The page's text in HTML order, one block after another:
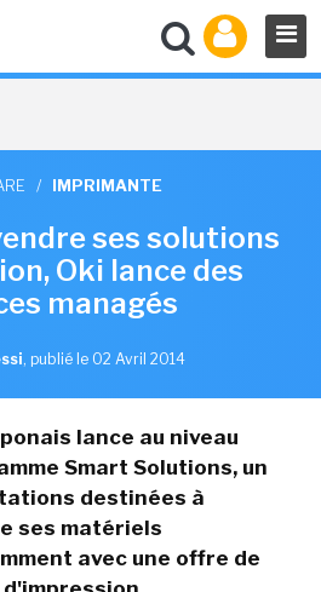
/ IMPRIMANTE
ses solutions
Oki lance des
managés
, publié le 02 Avril 2014
lance au niveau
Smart Solutions, un
destinées à
ses matériels
avec une offre de